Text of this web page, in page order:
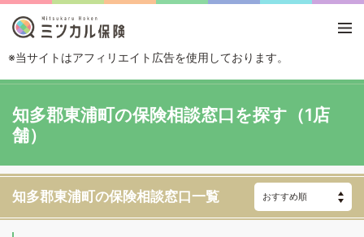
※当サイトはアフィリエイト広告を使用しております。
知多郡東浦町
知多郡東浦町の保険相談窓口を探す（1店
舗）
知多郡東浦町の保険相談窓口一覧